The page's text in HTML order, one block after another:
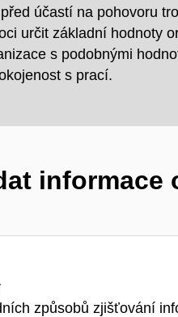
účastí na pohovoru
určit základní hodnoty
s podobnými
s prací.
informace
způsobů zjišťování